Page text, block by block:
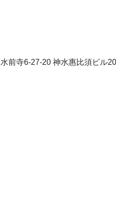
前寺6-27-20 神水惠比須ビル